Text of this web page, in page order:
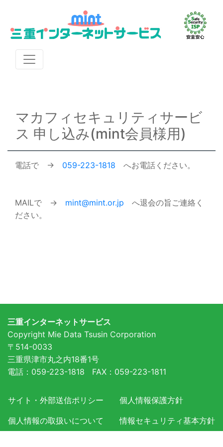
マカフィセキュリティサービ
ス 申し込み(mint会員様用)
電話で → 059-223-1818 へお電話ください。
MAILで → mint@mint.or.jp へ退会の旨ご連絡く
ださい。
三重インターネットサービス
Copyright Mie Data Tsusin Corporation
〒514-0033
三重県津市丸之内18番1号
電話：059-223-1818 FAX：059-223-1811
サイト・外部送信ポリシー 個人情報保護方針
個人情報の取扱いについて 情報セキュリティ基本方針